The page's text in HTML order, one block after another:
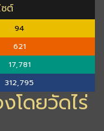
ซต์
94
621
17,781
312,795
โดยวัดไร่